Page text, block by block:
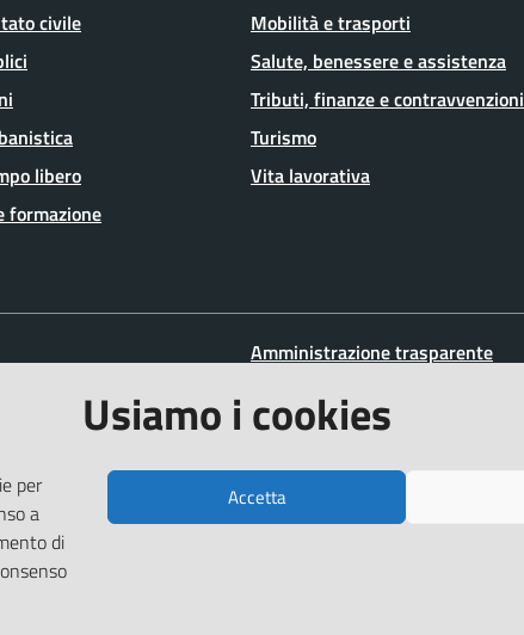
Usiamo i cookies
per
a
di
Accetta
civile
libero
formazione
Mobilità e trasporti
Salute, benessere e assistenza
Tributi, finanze e contravvenzioni
Turismo
Vita lavorativa
disservizio
Amministrazione trasparente
Note legali
Dichiarazione di accessibilità
Piano di miglioramento del sito